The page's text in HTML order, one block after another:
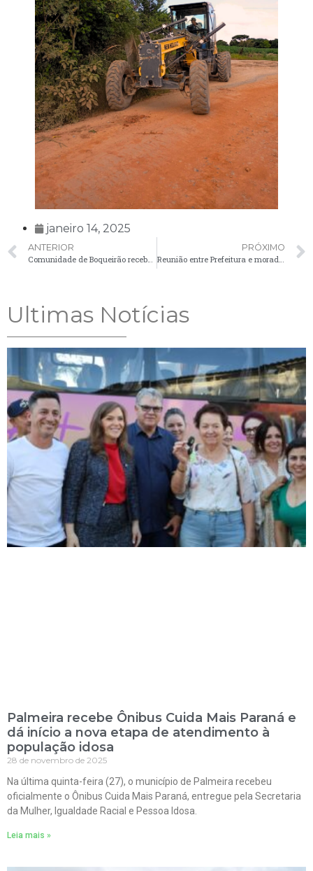
janeiro 14, 2025
ANTERIOR
Comunidade de Boqueirão recebe serviços de patrolamento
PRÓXIMO
Reunião entre Prefeitura e moradores do Quero Quero define como será a estrada local
Ultimas Notícias
Palmeira recebe Ônibus Cuida Mais Paraná e
dá início a nova etapa de atendimento à
população idosa
28 de novembro de 2025
Na última quinta-feira (27), o município de Palmeira recebeu
oficialmente o Ônibus Cuida Mais Paraná, entregue pela Secretaria
da Mulher, Igualdade Racial e Pessoa Idosa.
Leia mais »